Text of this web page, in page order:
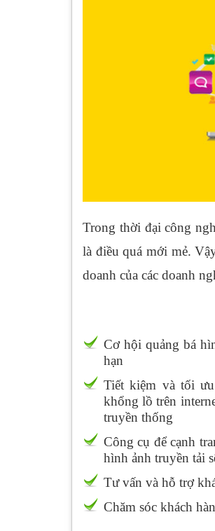
Trong thời đại công
là điều quá mới mẻ.
doanh của các doanh
Cơ hội quảng bá
hạn
Tiết kiệm và tối
khổng lồ trên
truyền thống
Công cụ để cạnh
hình ảnh truyền tải
Tư vấn và hỗ trợ
Chăm sóc khách